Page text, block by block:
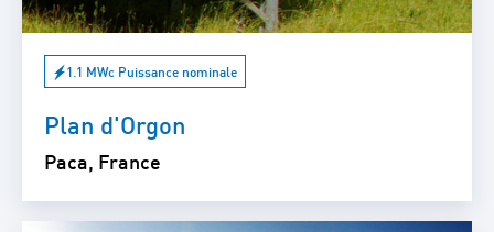
1.1 MWc Puissance nominale
Plan d'Orgon
Paca, France